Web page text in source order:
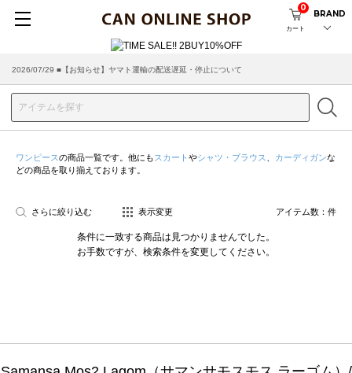
カート
0
BRAND
2026/07/29 ■【お知らせ】ヤマト運輸の配送遅延・停止について
2026/03/18 ■店舗受け取りサービスのご案内
ワンピースの商品一覧です。他にも スカート やシャツ・ブラウス カーディガンな
どの商品を取り揃えております。
さらに絞り込む 表示変更 アイテム数： 件
条件に一致する商品は見つかりませんでした。
お手数ですが、検索条件を変更してください。